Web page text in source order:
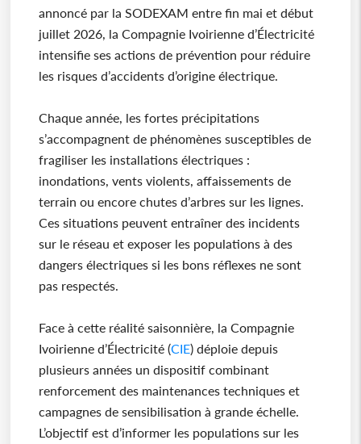
annoncé par la SODEXAM entre fin mai et début
juillet 2026, la Compagnie Ivoirienne d’Électricité
intensifie ses actions de prévention pour réduire
les risques d’accidents d’origine électrique.
Chaque année, les fortes précipitations
s’accompagnent de phénomènes susceptibles de
fragiliser les installations électriques :
inondations, vents violents, affaissements de
terrain ou encore chutes d’arbres sur les lignes.
Ces situations peuvent entraîner des incidents
sur le réseau et exposer les populations à des
dangers électriques si les bons réflexes ne sont
pas respectés.
Face à cette réalité saisonnière, la Compagnie
Ivoirienne d’Électricité (CIE) déploie depuis
plusieurs années un dispositif combinant
renforcement des maintenances techniques et
campagnes de sensibilisation à grande échelle.
L’objectif est d’informer les populations sur les